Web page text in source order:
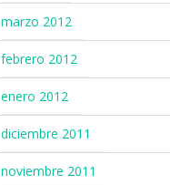
marzo 2012
febrero 2012
enero 2012
diciembre 2011
noviembre 2011